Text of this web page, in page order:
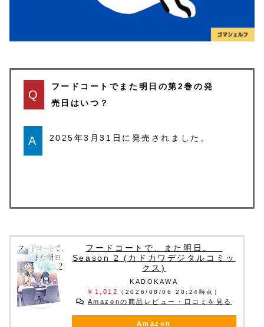
Q
フードコートでまた明日の第2巻の発
売日はいつ？
A 2025年3月31日に発売されました。
フードコートで、また明日。
Season 2 (カドカワデジタルコミッ
クス)
KADOKAWA
￥1,012
（2026/08/06 20:24時点）
Amazonの商品レビュー・口コミを見る
Amazon